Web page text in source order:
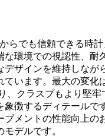
らでも信頼できる時
環境での視認性、
ザインを維持しな
います。最大の変
クラスプもより堅
徴するディテール
メントの性能向上
デルです。